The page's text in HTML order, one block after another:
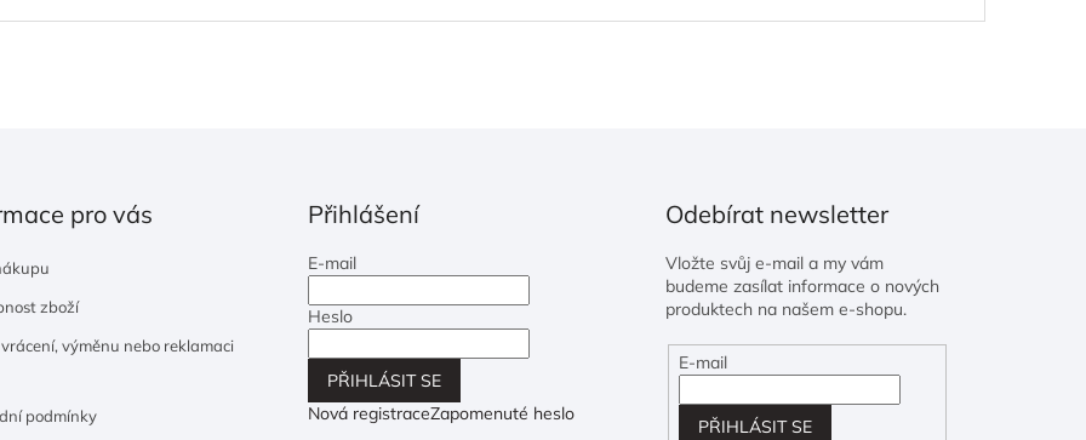
pro vás
zboží
vrácení, výměnu nebo reklamaci
podmínky
Přihlášení
E-mail
Heslo
PŘIHLÁSIT SE
Nová registraceZapomenuté heslo
Odebírat newsletter
Vložte svůj e-mail a my vám
budeme zasílat informace o nových
produktech na našem e-shopu.
E-mail
PŘIHLÁSIT SE